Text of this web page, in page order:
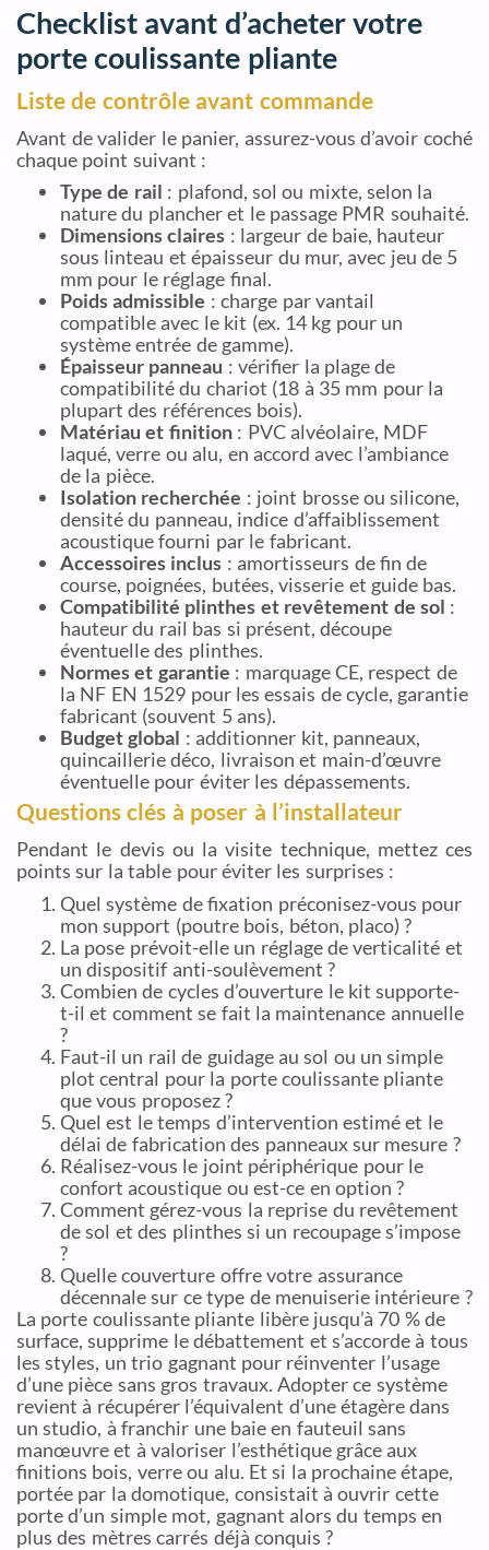
Checklist avant d’acheter votre
porte coulissante pliante
Liste de contrôle avant commande
Avant de valider le panier, assurez-vous d’avoir coché
chaque point suivant :
Type de rail : plafond, sol ou mixte, selon la
nature du plancher et le passage PMR souhaité.
Dimensions claires : largeur de baie, hauteur
sous linteau et épaisseur du mur, avec jeu de 5
mm pour le réglage final.
Poids admissible : charge par vantail
compatible avec le kit (ex. 14 kg pour un
système entrée de gamme).
Épaisseur panneau : vérifier la plage de
compatibilité du chariot (18 à 35 mm pour la
plupart des références bois).
Matériau et finition: PVC alvéolaire, MDF
laqué, verre ou alu, en accord avec l’ambiance
de la pièce.
Isolation recherchée : joint brosse ou silicone,
densité du panneau, indice d’affaiblissement
acoustique fourni par le fabricant.
Accessoires inclus : amortisseurs de fin de
course, poignées, butées, visserie et guide bas.
Compatibilité plinthes et revêtement de sol :
hauteur du rail bas si présent, découpe
éventuelle des plinthes.
Normes et garantie : marquage CE, respect de
la NF EN 1529 pour les essais de cycle, garantie
fabricant (souvent 5 ans).
Budget global : additionner kit, panneaux,
quincaillerie déco, livraison et main-d’œuvre
éventuelle pour éviter les dépassements.
Questions clés à poser à l’installateur
Pendant le devis ou la visite technique, mettez ces
points sur la table pour éviter les surprises :
Quel système de fixation préconisez-vous pour
mon support (poutre bois, béton, placo) ?
La pose prévoit-elle un réglage de verticalité et
un dispositif anti-soulèvement ?
Combien de cycles d’ouverture le kit supporte-
t-il et comment se fait la maintenance annuelle
?
Faut-il un rail de guidage au sol ou un simple
plot central pour la porte coulissante pliante
que vous proposez ?
Quel est le temps d’intervention estimé et le
délai de fabrication des panneaux sur mesure ?
Réalisez-vous le joint périphérique pour le
confort acoustique ou est-ce en option ?
Comment gérez-vous la reprise du revêtement
de sol et des plinthes si un recoupage s’impose
?
Quelle couverture offre votre assurance
décennale sur ce type de menuiserie intérieure ?
La porte coulissante pliante libère jusqu’à 70 % de
surface, supprime le débattement et s’accorde à tous
les styles, un trio gagnant pour réinventer l’usage
d’une pièce sans gros travaux. Adopter ce système
revient à récupérer l’équivalent d’une étagère dans
un studio, à franchir une baie en fauteuil sans
manœuvre et à valoriser l’esthétique grâce aux
finitions bois, verre ou alu. Et si la prochaine étape,
portée par la domotique, consistait à ouvrir cette
porte d’un simple mot, gagnant alors du temps en
plus des mètres carrés déjà conquis ?